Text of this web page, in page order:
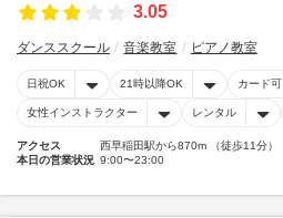
3.05
ダンススクール 音楽教室 ピアノ教室
日祝OK 21時以降OK カード可
女性インストラクター レンタル
アクセス
西早稲田駅から870m （徒歩11分）
本日の営業状況 9:00〜23:00